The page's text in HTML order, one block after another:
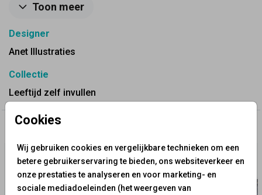
Cookies
Wij gebruiken cookies en vergelijkbare technieken om een
betere gebruikerservaring te bieden, ons websiteverkeer en
onze prestaties te analyseren en voor marketing- en
sociale mediadoeleinden (het weergeven van
Toon meer
Designer
Anet Illustraties
Collectie
Leeftijd zelf invullen